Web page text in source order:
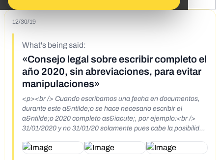
12/30/19
What's being said:
«Consejo legal sobre escribir completo el
año 2020, sin abreviaciones, para evitar
manipulaciones»
<p><br /> Cuando escribamos una fecha en documentos,
durante este a&ntilde;o se hace necesario escribir el
a&ntilde;o 2020 completo as&iacute;, por ejemplo:<br />
31/01/2020 y no 31/01/20 solamente pues cabe la posibilidad
31/01/2000 o 31/01/2019 o cualquier otro a&ntilde;o de